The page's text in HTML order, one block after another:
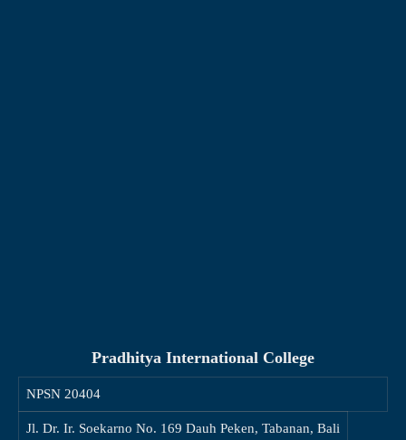
Pradhitya International College
NPSN 20404
Jl. Dr. Ir. Soekarno No. 169 Dauh Peken, Tabanan, Bali